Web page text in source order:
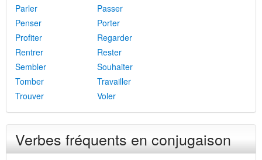
Parler
Passer
Penser
Porter
Profiter
Regarder
Rentrer
Rester
Sembler
Souhaiter
Tomber
Travailler
Trouver
Voler
Verbes fréquents en conjugaison